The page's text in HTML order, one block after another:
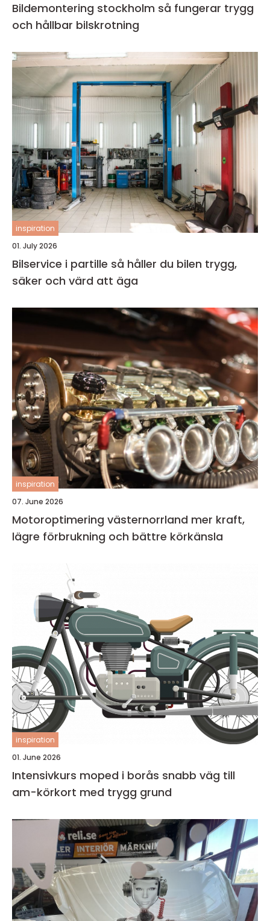
Bildemontering stockholm så fungerar trygg
och hållbar bilskrotning
inspiration
01. July 2026
Bilservice i partille så håller du bilen trygg,
säker och värd att äga
inspiration
07. June 2026
Motoroptimering västernorrland mer kraft,
lägre förbrukning och bättre körkänsla
inspiration
01. June 2026
Intensivkurs moped i borås snabb väg till
am-körkort med trygg grund